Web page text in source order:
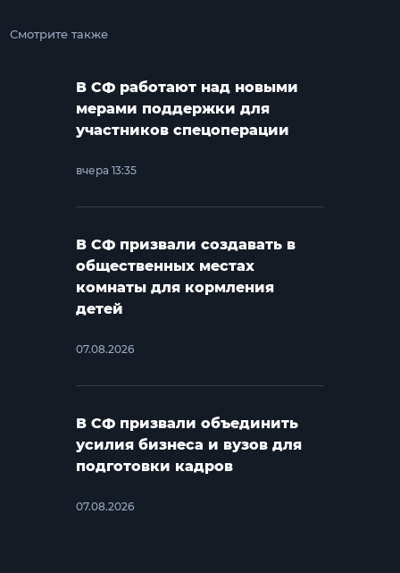
Смотрите также
В СФ работают над новыми
мерами поддержки для
участников спецоперации
вчера 13:35
В СФ призвали создавать в
общественных местах
комнаты для кормления
детей
07.08.2026
В СФ призвали объединить
усилия бизнеса и вузов для
подготовки кадров
07.08.2026